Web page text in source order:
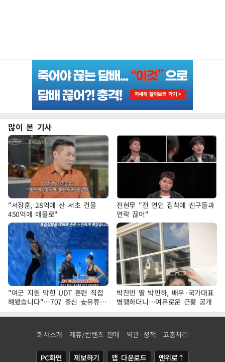
많이 본 기사
"서장훈, 28억에 산 서초 건물
450억에 매물로"
전현무 "전 연인 집착에 친구들과
연락 끊어"
"여군 지원 막힌 UDT 훈련 직접
해봤습니다"…707 출신 女유튜버
'완벽 소화'
박찬민 딸 박민하, 배우·국가대표
병행하더니…여유로운 근황 공개
회사소개 제휴/컨텐츠 판매 약관·정책 고충처리
PC화면 제보하기 앱 다운로드 맨위로↑